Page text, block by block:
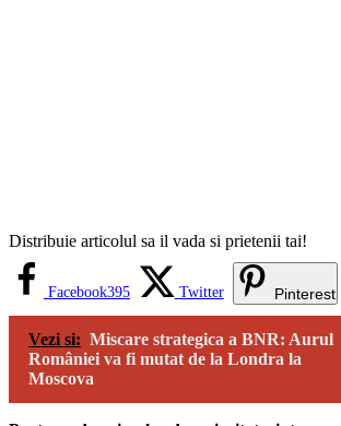
Distribuie articolul sa il vada si prietenii tai!
Facebook395 Twitter Pinterest
Vezi si: Miscare strategica a BNR: Aurul
României va fi mutat de la Londra la
Moscova